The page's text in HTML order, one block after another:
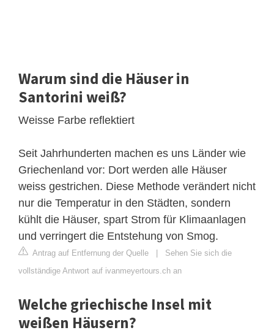
Warum sind die Häuser in
Santorini weiß?
Weisse Farbe reflektiert
Seit Jahrhunderten machen es uns Länder wie
Griechenland vor: Dort werden alle Häuser
weiss gestrichen. Diese Methode verändert nicht
nur die Temperatur in den Städten, sondern
kühlt die Häuser, spart Strom für Klimaanlagen
und verringert die Entstehung von Smog.
Antrag auf Entfernung der Quelle | Sehen Sie sich die
vollständige Antwort auf ivanmeyertours.ch an
Welche griechische Insel mit
weißen Häusern?